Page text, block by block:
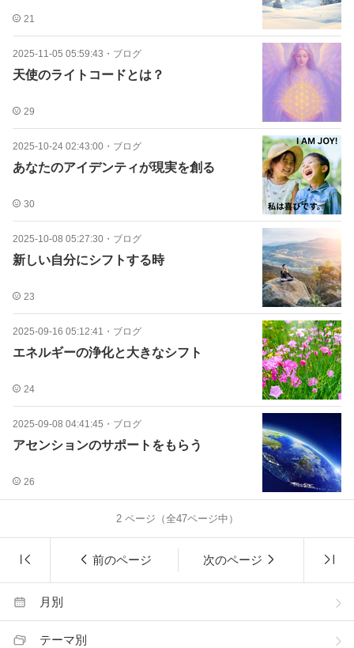
21
2025-11-05 05:59:43 ・ ブログ
天使のライトコードとは？
29
2025-10-24 02:43:00 ・ ブログ
あなたのアイデンティが現実を創る
30
2025-10-08 05:27:30 ・ ブログ
新しい自分にシフトする時
23
2025-09-16 05:12:41 ・ ブログ
エネルギーの浄化と大きなシフト
24
2025-09-08 04:41:45 ・ ブログ
アセンションのサポートをもらう
26
2ページ（全47ページ中）
前のページ 次のページ
月別
テーマ別